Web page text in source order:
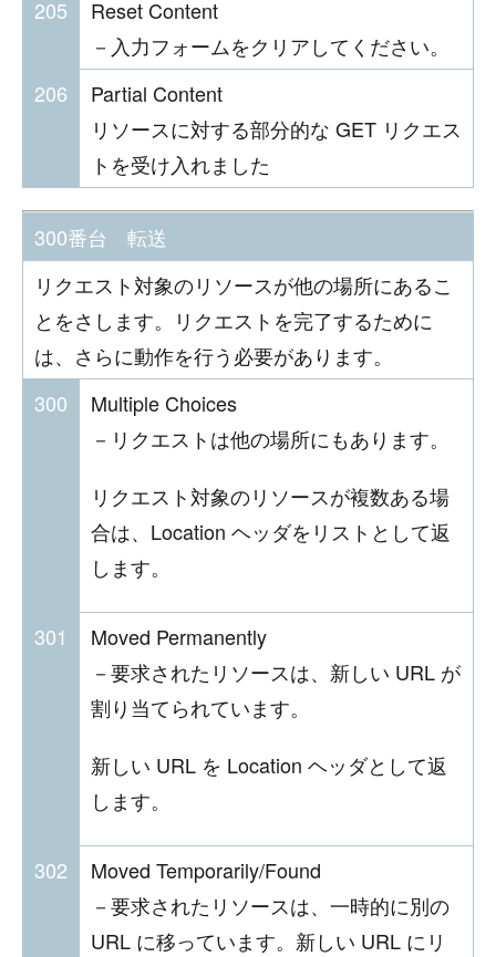
205
Reset Content
－入力フォームをクリアしてください。
206
Partial Content
リソースに対する部分的な GET リクエス
トを受け入れました
300番台 転送
リクエスト対象のリソースが他の場所にあるこ
とをさします。リクエストを完了するために
は、さらに動作を行う必要があります。
300
Multiple Choices
－リクエストは他の場所にもあります。
リクエスト対象のリソースが複数ある場
合は、Location ヘッダをリストとして返
します。
301
Moved Permanently
－要求されたリソースは、新しい URL が
割り当てられています。
新しい URL を Location ヘッダとして返
します。
302
Moved Temporarily/Found
－要求されたリソースは、一時的に別の
URL に移っています。新しい URL にリ